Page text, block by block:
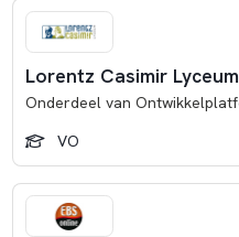
Lorentz Casimir Lyceum
Onderdeel van
VO